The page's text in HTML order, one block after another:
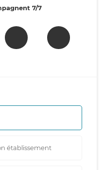
7/7
établissement